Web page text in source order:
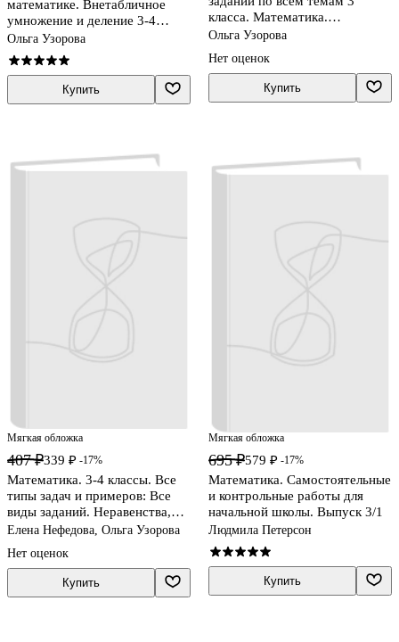
математике. Внетабличное
умножение и деление 3-4
классы
Ольга Узорова
Купить
класса. Математика.
Супертренинг
Ольга Узорова
Нет оценок
Купить
Мягкая обложка
407 ₽339 ₽ -17%
Математика. 3-4 классы. Все
типы задач и примеров: Все
виды заданий. Неравенства,
уравнения. Вычисления по
Елена Нефедова, Ольга Узорова
Нет оценок
Купить
Мягкая обложка
695 ₽579 ₽ -17%
Математика. Самостоятельные
и контрольные работы для
начальной школы. Выпуск 3/1
Людмила Петерсон
Купить